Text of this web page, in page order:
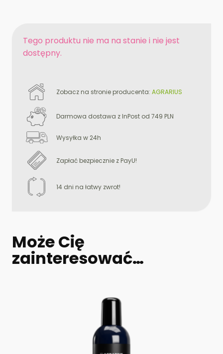
Tego produktu nie ma na stanie i nie jest
dostępny.
Zobacz na stronie producenta: AGRARIUS
Darmowa dostawa z InPost od 749 PLN
Wysyłka w 24h
Zapłać bezpiecznie z PayU!
14 dni na łatwy zwrot!
Może Cię
zainteresować…